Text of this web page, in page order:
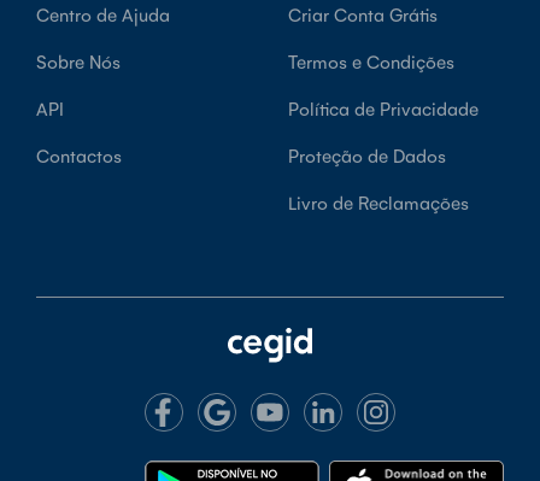
Centro de Ajuda
Sobre Nós
API
Contactos
Criar Conta Grátis
Termos e Condições
Política de Privacidade
Proteção de Dados
Livro de Reclamações